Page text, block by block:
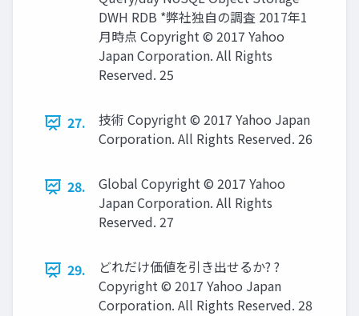
DWH RDB *弊社独自の調査 2017年1
月時点 Copyright © 2017 Yahoo
Japan Corporation. All Rights
Reserved. 25
27.
技術 Copyright © 2017 Yahoo Japan
Corporation. All Rights Reserved. 26
28.
Global Copyright © 2017 Yahoo
Japan Corporation. All Rights
Reserved. 27
29.
どれだけ価値を引き出せるか? ?
Copyright © 2017 Yahoo Japan
Corporation. All Rights Reserved. 28